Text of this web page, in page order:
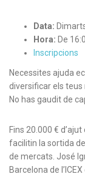
Data:
Hora: De
Inscripcions
Necessites ajuda
diversificar els teus
No has gaudit de
Fins 20.000 €
facilitin la sortida
de mercats. José
Barcelona de